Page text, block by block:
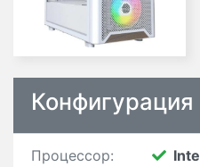
Конфигурация
Процессор: